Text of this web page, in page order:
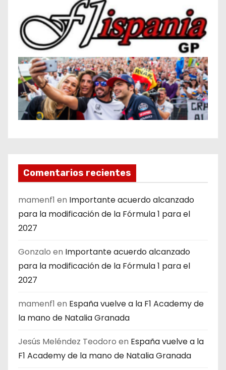
Comentarios recientes
mamenf1 en Importante acuerdo alcanzado
para la modificación de la Fórmula 1 para el
2027
Gonzalo en Importante acuerdo alcanzado
para la modificación de la Fórmula 1 para el
2027
mamenf1 en España vuelve a la F1 Academy de
la mano de Natalia Granada
Jesús Meléndez Teodoro en España vuelve a la
F1 Academy de la mano de Natalia Granada